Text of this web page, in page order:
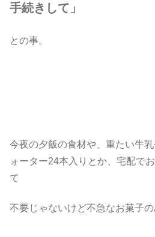
手続きして」
との事。
今夜の夕飯の食材や、重たい牛
ォーター24本入りとか、宅配で
て
不要じゃないけど不急なお菓子の